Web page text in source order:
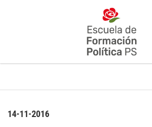
14-11-2016